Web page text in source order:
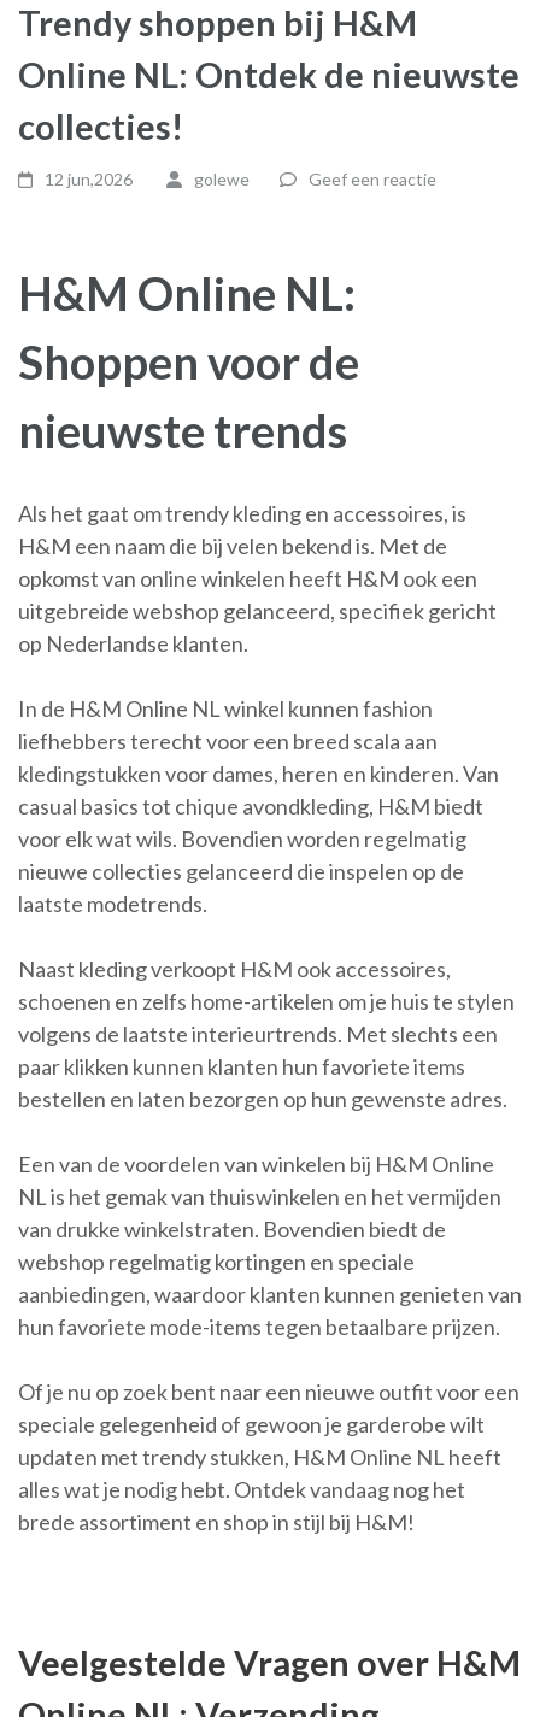
Trendy shoppen bij H&M
Online NL: Ontdek de nieuwste
collecties!
12 jun,2026 golewe Geef een reactie
H&M Online NL:
Shoppen voor de
nieuwste trends
Als het gaat om trendy kleding en accessoires, is
H&M een naam die bij velen bekend is. Met de
opkomst van online winkelen heeft H&M ook een
uitgebreide webshop gelanceerd, specifiek gericht
op Nederlandse klanten.
In de H&M Online NL winkel kunnen fashion
liefhebbers terecht voor een breed scala aan
kledingstukken voor dames, heren en kinderen. Van
casual basics tot chique avondkleding, H&M biedt
voor elk wat wils. Bovendien worden regelmatig
nieuwe collecties gelanceerd die inspelen op de
laatste modetrends.
Naast kleding verkoopt H&M ook accessoires,
schoenen en zelfs home-artikelen om je huis te stylen
volgens de laatste interieurtrends. Met slechts een
paar klikken kunnen klanten hun favoriete items
bestellen en laten bezorgen op hun gewenste adres.
Een van de voordelen van winkelen bij H&M Online
NL is het gemak van thuiswinkelen en het vermijden
van drukke winkelstraten. Bovendien biedt de
webshop regelmatig kortingen en speciale
aanbiedingen, waardoor klanten kunnen genieten van
hun favoriete mode-items tegen betaalbare prijzen.
Of je nu op zoek bent naar een nieuwe outfit voor een
speciale gelegenheid of gewoon je garderobe wilt
updaten met trendy stukken, H&M Online NL heeft
alles wat je nodig hebt. Ontdek vandaag nog het
brede assortiment en shop in stijl bij H&M!
Veelgestelde Vragen over H&M